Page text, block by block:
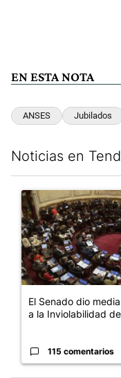
EN ESTA NOTA
ANSES Jubilados
Noticias en
Un artículo de
El Senado dio
a la Inviolabilidad
115 comentarios